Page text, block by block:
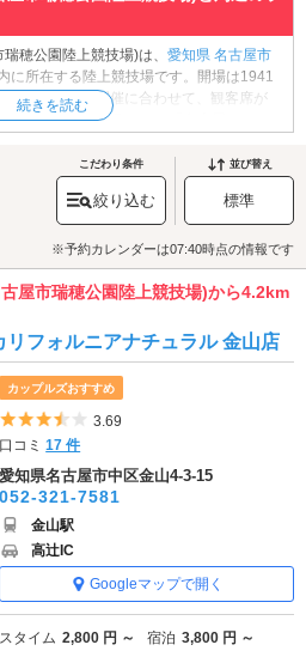
穂公園陸上競技場)は、 愛知県 名古屋市
に所在する陸上競技場です。開場は1941
民体育大会の開催に合わせて、観客席が
古屋国際女子マラソン」「名古屋ハーフ
会場として使用されています。2026年ア
として使用されることが想定されてお
ています。リニューアル後のスタジア
か？
瑞穂公園陸上競技場)へは、金山エリアの
です。
こだわり条件
絞り込む
並び替え
標準
※予約カレンダーは07:40時点の情報です
屋市瑞穂公園陸上競技場)から4.2km
フォルニアナチュラル 金山店
カップルズおすすめ
5つ星のうち3.5
3.69
口コミ17 件
愛知県名古屋市中区金山4-3-15
052-321-7581
金山駅
高辻IC
Googleマップで開く
タイム 2,800 円 ～ 宿泊 3,800 円 ～